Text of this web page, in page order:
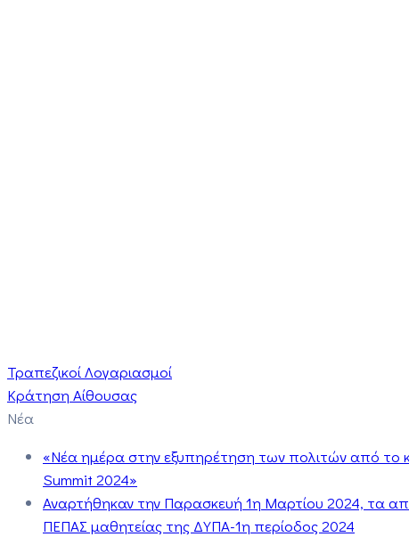
Τραπεζικοί Λογαριασμοί
Κράτηση Αίθουσας
Νέα
«Νέα ημέρα στην εξυπηρέτηση των πολιτών από το
Summit 2024»
Αναρτήθηκαν την Παρασκευή 1η Μαρτίου 2024, τα
ΠΕΠΑΣ μαθητείας της ΔΥΠΑ-1η περίοδος 2024